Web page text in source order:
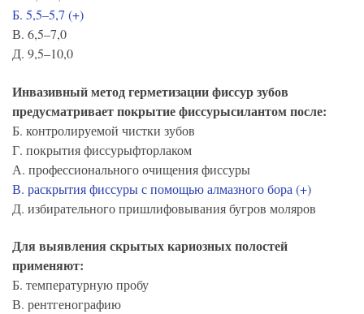
Б. 5,5–5,7 (+)
В. 6,5–7,0
Д. 9,5–10,0
Инвазивный метод герметизации фиссур зубов
предусматривает покрытие фиссурысилантом после:
Б. контролируемой чистки зубов
Г. покрытия фиссурыфторлаком
А. профессионального очищения фиссуры
В. раскрытия фиссуры с помощью алмазного бора (+)
Д. избирательного пришлифовывания бугров моляров
Для выявления скрытых кариозных полостей
применяют:
Б. температурную пробу
В. рентгенографию